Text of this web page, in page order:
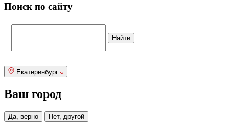
Поиск по сайту
Екатеринбург
Ваш город
Да, верно Нет, другой